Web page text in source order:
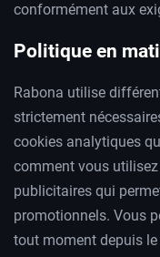
conformément aux
Politique en
Rabona utilise
strictement
cookies analytiques
comment vous
publicitaires qui
promotionnels. Vous
tout moment depuis